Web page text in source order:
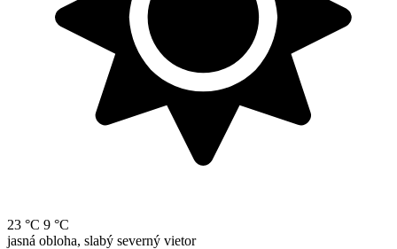
23 °C 9 °C
jasná obloha, slabý severný vietor